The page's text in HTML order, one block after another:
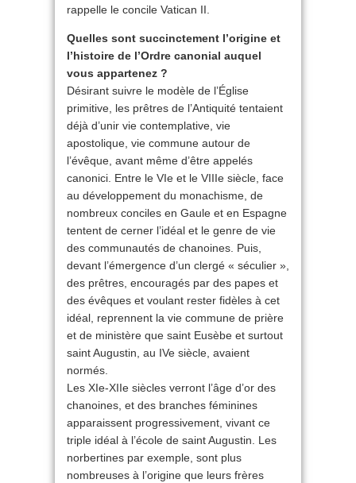
rappelle le concile Vatican II.
Quelles sont succinctement l’origine et
l’histoire de l’Ordre canonial auquel
vous appartenez ?
Désirant suivre le modèle de l’Église
primitive, les prêtres de l’Antiquité tentaient
déjà d’unir vie contemplative, vie
apostolique, vie commune autour de
l’évêque, avant même d’être appelés
canonici. Entre le VIe et le VIIIe siècle, face
au développement du monachisme, de
nombreux conciles en Gaule et en Espagne
tentent de cerner l’idéal et le genre de vie
des communautés de chanoines. Puis,
devant l’émergence d’un clergé « séculier »,
des prêtres, encouragés par des papes et
des évêques et voulant rester fidèles à cet
idéal, reprennent la vie commune de prière
et de ministère que saint Eusèbe et surtout
saint Augustin, au IVe siècle, avaient
normés.
Les XIe-XIIe siècles verront l’âge d’or des
chanoines, et des branches féminines
apparaissent progressivement, vivant ce
triple idéal à l’école de saint Augustin. Les
norbertines par exemple, sont plus
nombreuses à l’origine que leurs frères